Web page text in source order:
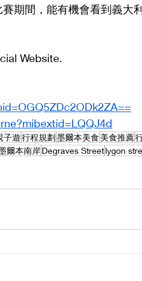
期間，能有機會看到義大
Website.
子遊行程規劃墨爾本美食 美食推薦
爾本南岸Degraves Streetlygon